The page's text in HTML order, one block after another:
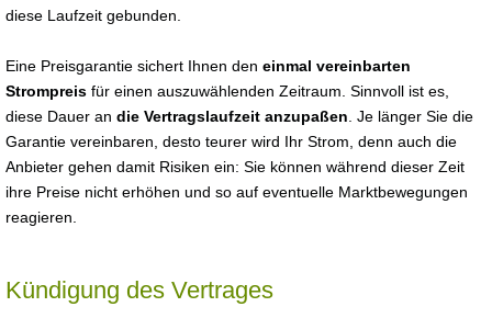
diese Laufzeit gebunden.
Eine Preisgarantie sichert Ihnen den einmal vereinbarten
Strompreis für einen auszuwählenden Zeitraum. Sinnvoll ist es,
diese Dauer an die Vertragslaufzeit anzupaßen . Je länger Sie die
Garantie vereinbaren, desto teurer wird Ihr Strom, denn auch die
Anbieter gehen damit Risiken ein: Sie können während dieser Zeit
ihre Preise nicht erhöhen und so auf eventuelle Marktbewegungen
reagieren.
Kündigung des Vertrages